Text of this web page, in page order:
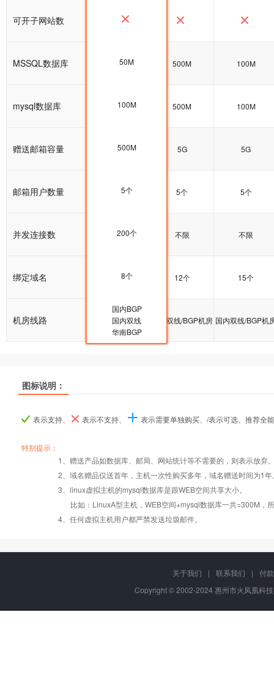
可开子网站数
MSSQL数据库 100M 500M 100M
mysql数据库 100M 500M 100M
赠送邮箱容量 5G 5G 5G
邮箱用户数量 5个 5个 5个
并发连接数 200个 不限 不限
绑定域名 10个 12个 15个
机房线路 国内双线/BGP机房 国内双线/BGP机房 国内双线/BGP机
50M
100M
500M
5个
200个
8个
国内BGP
国内双线
华南BGP
产品名称
Windows2008/
Linux
Windows2008/
Linux
Windows2008/
Linux
产品名称
错误页面定义
产品名称
数据定期备份
数据自助恢复
图标说明：
表示支持、 表示不支持、 表示需要单独购买、/表示可选、推荐全
特别提示：
1、赠送产品如数据库、邮局、网站统计等不需要的，则表示放弃
2、域名赠品仅送首年，主机一次性购买多年，域名赠送时间为1年
3、linux虚拟主机的mysql数据库是跟WEB空间共享大小。
比如：LinuxA型主机，WEB空间+mysql数据库一共=300M，
4、任何虚拟主机用户都严禁发送垃圾邮件。
关于我们 | 联系我们 |
付
Copyright © 2002-2024 惠州市火凤凰科